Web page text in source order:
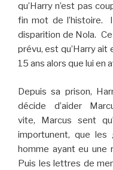
qu’Harry n’est pas
fin mot de l’histoire.
disparition de Nola.
prévu, est qu’Harry
15 ans alors que lui en
Depuis sa prison,
décide d’aider
vite, Marcus sent
importunent, que les
homme ayant eu une
Puis les lettres de